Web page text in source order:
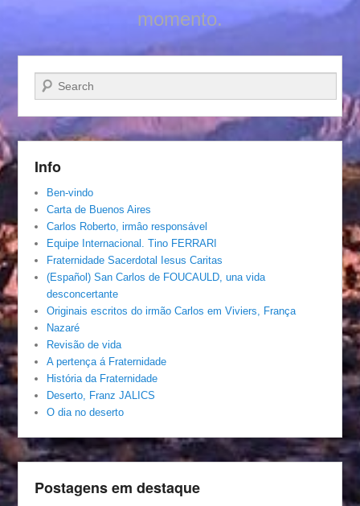
momento.
Pesquisar…
Info
Ben-vindo
Carta de Buenos Aires
Carlos Roberto, irmâo responsável
Equipe Internacional. Tino FERRARI
Fraternidade Sacerdotal Iesus Caritas
(Español) San Carlos de FOUCAULD, una vida
desconcertante
Originais escritos do irmão Carlos em Viviers, França
Nazaré
Revisão de vida
A pertença á Fraternidade
História da Fraternidade
Deserto, Franz JALICS
O dia no deserto
Postagens em destaque